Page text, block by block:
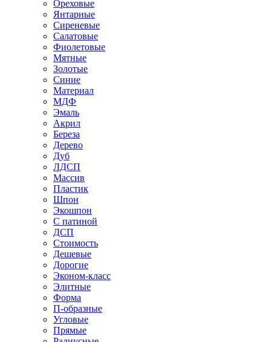
Ореховые
Янтарные
Сиреневые
Салатовые
Фиолетовые
Мятные
Золотые
Синие
Материал
МДФ
Эмаль
Акрил
Береза
Дерево
Дуб
ЛДСП
Массив
Пластик
Шпон
Экошпон
С патиной
ДСП
Стоимость
Дешевые
Дорогие
Эконом-класс
Элитные
Форма
П-образные
Угловые
Прямые